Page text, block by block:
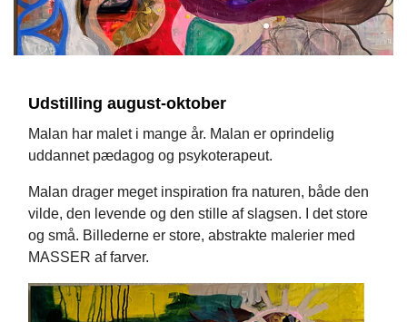
Udstilling august-oktober
Malan har malet i mange år. Malan er oprindelig
uddannet pædagog og psykoterapeut.
Malan drager meget inspiration fra naturen, både den
vilde, den levende og den stille af slagsen. I det store
og små. Billederne er store, abstrakte malerier med
MASSER af farver.